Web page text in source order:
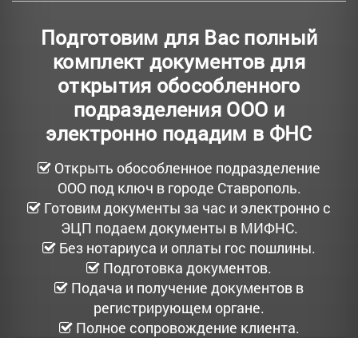
Подготовим для Вас полный
комплект документов для
открытия обособленного
подразделения ООО и
электронно подадим в ФНС
Открыть обособленное подразделение
ООО под ключ в городе Ставрополь.
Готовим документы за час и электронно с
ЭЦП подаем документы в МИФНС.
Без нотариуса и оплаты гос пошлины.
Подготовка документов.
Подача и получение документов в
регистрирующем органе.
Полное сопровождение клиента.